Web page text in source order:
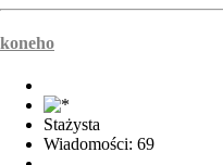
koneho
Stażysta
Wiadomości: 69